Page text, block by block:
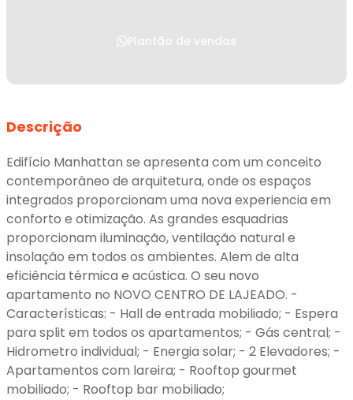
Plantão de vendas
Descrição
Edifício Manhattan se apresenta com um conceito
contemporâneo de arquitetura, onde os espaços
integrados proporcionam uma nova experiencia em
conforto e otimização. As grandes esquadrias
proporcionam iluminação, ventilação natural e
insolação em todos os ambientes. Alem de alta
eficiência térmica e acústica. O seu novo
apartamento no NOVO CENTRO DE LAJEADO. -
Características: - Hall de entrada mobiliado; - Espera
para split em todos os apartamentos; - Gás central; -
Hidrometro individual; - Energia solar; - 2 Elevadores; -
Apartamentos com lareira; - Rooftop gourmet
mobiliado; - Rooftop bar mobiliado;